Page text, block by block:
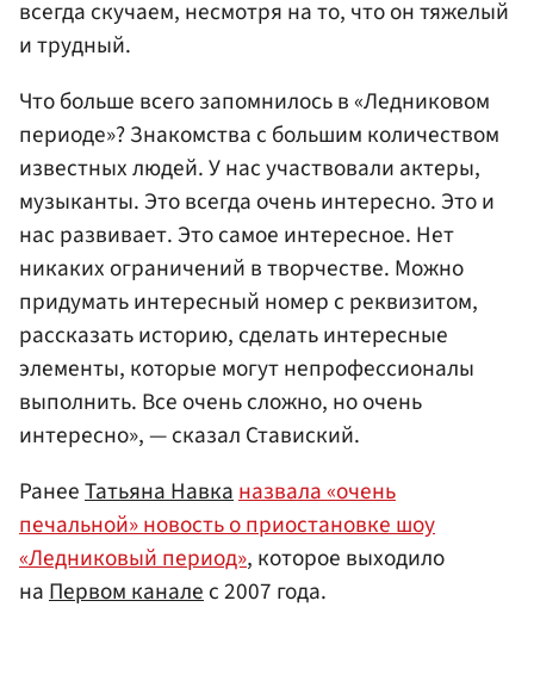
всегда скучаем, несмотря на то, что он тяжелый
и трудный.
Что больше всего запомнилось в «Ледниковом
периоде»? Знакомства с большим количеством
известных людей. У нас участвовали актеры,
музыканты. Это всегда очень интересно. Это и
нас развивает. Это самое интересное. Нет
никаких ограничений в творчестве. Можно
придумать интересный номер с реквизитом,
рассказать историю, сделать интересные
элементы, которые могут непрофессионалы
выполнить. Все очень сложно, но очень
интересно», — сказал Ставиский.
РанееТатьяна Навканазвала «очень
печальной» новость о приостановке шоу
«Ледниковый период», которое выходило
наПервом каналес 2007 года.